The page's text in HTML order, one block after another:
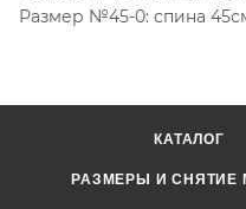
Размер №45-0: спина
КАТАЛОГ
РАЗМЕРЫ И СНЯТИЕ